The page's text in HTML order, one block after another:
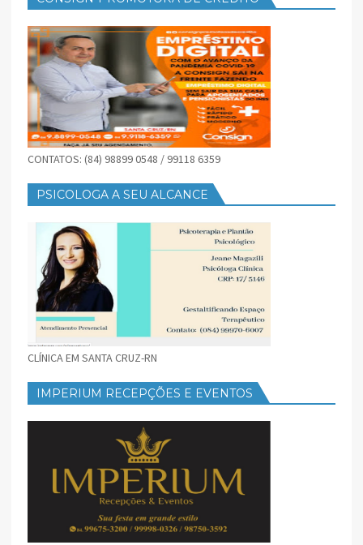
CONTATOS: (84) 98899 0548 / 99118 6359
PSICOLOGA A SEU ALCANCE
CLÍNICA EM SANTA CRUZ-RN
IMPERIUM RECEPÇÕES E EVENTOS